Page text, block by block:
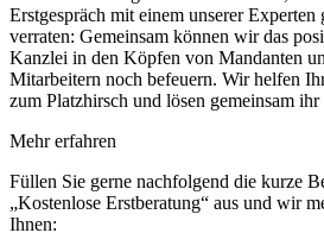
Erstgespräch mit einem unserer
verraten: Gemeinsam können wir das
Kanzlei in den Köpfen von Mandanten
Mitarbeitern noch befeuern. Wir helfen
zum Platzhirsch und lösen gemeinsam
Mehr erfahren
Füllen Sie gerne nachfolgend die kurze
„Kostenlose Erstberatung“ aus und wir
Ihnen: